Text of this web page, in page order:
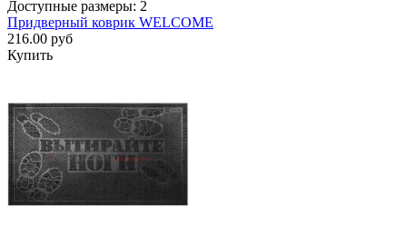
Доступные размеры: 2
Придверный коврик WELCOME
216.00 руб
Купить